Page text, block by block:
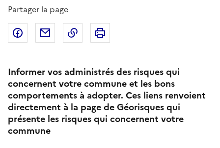
Partager la page
Partager sur Facebook
Partager par emailCopier dans le presse-papier
Informer vos administrés des risques qui
concernent votre commune et les bons
comportements à adopter. Ces liens renvoient
directement à la page de Géorisques qui
présente les risques qui concernent votre
commune